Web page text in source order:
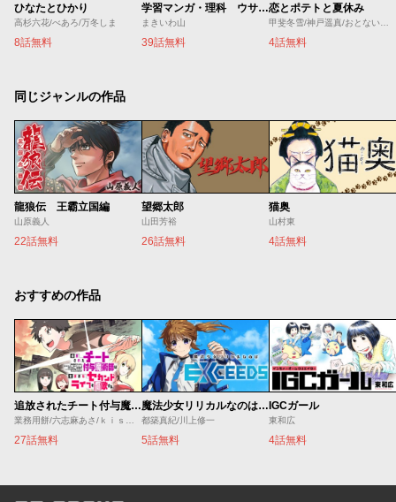
ひなたとひかり
高杉六花/べあろ/万冬しま
8話無料
学習マンガ・理科 ウサウサ！
まきいわ山
39話無料
恋とポテトと夏休み
4話無料
同じジャンルの作品
龍狼伝 王霸立国編
山原義人
22話無料
望郷太郎
山田芳裕
26話無料
猫奥
山村東
4話無料
おすすめの作品
追放されたチート付与魔術師は気ままなセカンドライフを謳歌する。 ～俺は武器だけじゃなく、あらゆるものに『強化ポイント』を付与できるし、俺の意思でいつでも効果を解除できるけど、残った人たち大丈夫？～
27話無料
魔法少女リリカルなのは EXCEEDS
都築真紀/川上修一
5話無料
IGCガール
東和広
4話無料